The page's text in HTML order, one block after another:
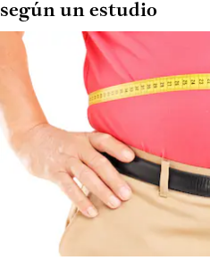
según un estudio